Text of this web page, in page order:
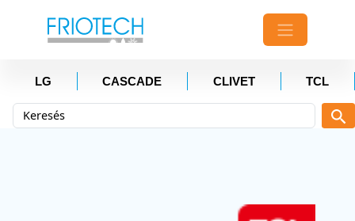
LG CASCADE CLIVET TCL